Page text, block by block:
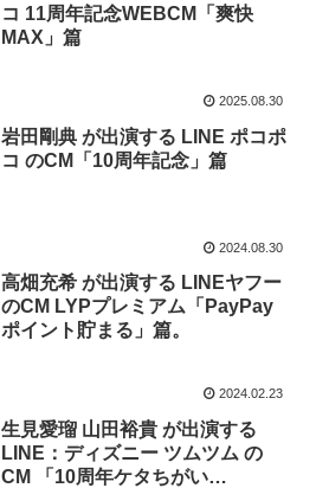
コ 11周年記念WEBCM「爽快
MAX」篇
2025.08.30
岩田剛典 が出演する LINE ポコポ
コ のCM「10周年記念」篇
2024.08.30
高畑充希 が出演する LINEヤフー
のCM LYPプレミアム「PayPay
ポイント貯まる」篇。
2024.02.23
生見愛瑠 山田裕貴 が出演する
LINE：ディズニー ツムツム の
CM 「10周年ケタちがい